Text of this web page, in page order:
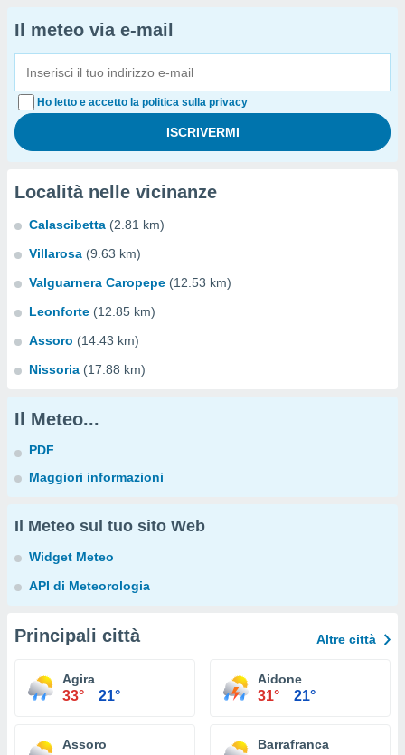
Il meteo via e-mail
Ho letto e accetto la politica sulla privacy
Località nelle vicinanze
Calascibetta (2.81 km)
Villarosa (9.63 km)
Valguarnera Caropepe (12.53 km)
Leonforte (12.85 km)
Assoro (14.43 km)
Nissoria (17.88 km)
Il Meteo...
PDF
Maggiori informazioni
Il Meteo sul tuo sito Web
Widget Meteo
API di Meteorologia
Principali città Altre città
Agira
33° 21°
Aidone
31° 21°
Assoro Barrafranca